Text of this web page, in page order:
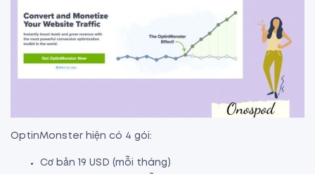
OptinMonster hiện có 4 gói:
Cơ bản 19 USD (mỗi tháng)